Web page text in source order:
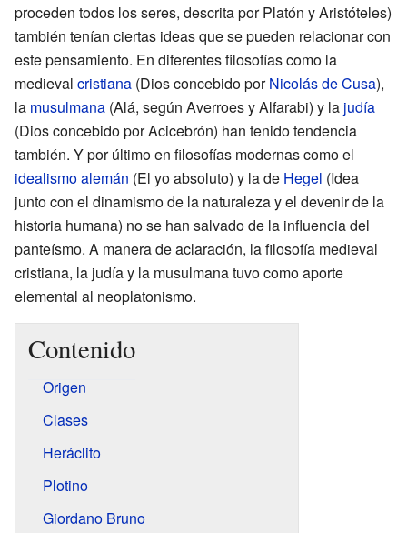
proceden todos los seres, descrita por Platón y Aristóteles)
también tenían ciertas ideas que se pueden relacionar con
este pensamiento. En diferentes filosofías como la
medieval cristiana (Dios concebido porNicolás de Cusa),
la musulmana (Alá, según Averroes y Alfarabi) y la judía
(Dios concebido por Acicebrón) han tenido tendencia
también. Y por último en filosofías modernas como el
idealismo alemán (El yo absoluto) y la de Hegel (Idea
junto con el dinamismo de la naturaleza y el devenir de la
historia humana) no se han salvado de la influencia del
panteísmo. A manera de aclaración, la filosofía medieval
cristiana, la judía y la musulmana tuvo como aporte
elemental al neoplatonismo.
Contenido
Origen
Clases
Heráclito
Plotino
Giordano Bruno